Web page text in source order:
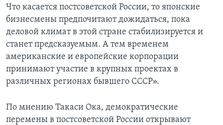
Что касается постсоветской России, то японские
бизнесмены предпочитают дожидаться, пока
деловой климат в этой стране стабилизируется и
станет предсказуемым. А тем временем
американские и европейские корпорации
принимают участие в крупных проектах в
различных регионах бывшего СССР».
По мнению Такаси Ока, демократические
перемены в постсоветской России открывают